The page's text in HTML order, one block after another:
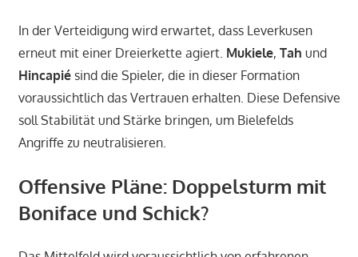
In der Verteidigung wird erwartet, dass Leverkusen
erneut mit einer Dreierkette agiert. Mukiele, Tah und
Hincapiésind die Spieler, die in dieser Formation
voraussichtlich das Vertrauen erhalten. Diese Defensive
soll Stabilität und Stärke bringen, um Bielefelds
Angriffe zu neutralisieren.
Offensive Pläne: Doppelsturm mit
Boniface und Schick?